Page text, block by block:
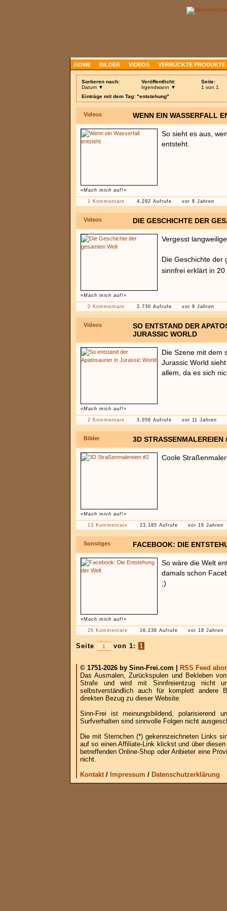
HOME BILDER VIDEOS VERRÜCKTE PRODUKTE
Sortieren nach:
Datum ▼
Veröffentlicht:
Irgendwann ▼
Seite:
1 von 1
Einträge mit dem Tag: "entstehung"
Videos WENN EIN WASSERFALL
«Mach mich auf!»
So sieht es aus,
entsteht.
1 Kommentare 4.292 Aufrufe vor 8 Jahren
Videos DIE GESCHICHTE DER
«Mach mich auf!»
Vergesst
Die Geschichte der
sinnfrei erklärt in
0 Kommentare 2.730 Aufrufe vor 9 Jahren
Videos
SO ENTSTAND DER
JURASSIC WORLD
«Mach mich auf!»
Die Szene mit dem
Jurassic World
allem, da es sich
2 Kommentare 3.056 Aufrufe vor 11 Jahren
Bilder 3D STRASSENMALEREIEN
«Mach mich auf!»
Coole
13 Kommentare 23.185 Aufrufe vor 16 Jahren
Sonstiges FACEBOOK: DIE
«Mach mich auf!»
So wäre die Welt
damals schon
;)
26 Kommentare 16.236 Aufrufe vor 18 Jahren
Seite von 1: 1
© 1751-2026 by Sinn-Frei.com |
RSS Feed
Das Ausmalen, Zurückspulen und Bekleben
Strafe und wird mit Sinnfreientzug nicht
selbstverständlich auch für komplett andere
direkten Bezug zu dieser Website.
Sinn-Frei ist meinungsbildend, polarisierend
Surfverhalten sind sinnvolle Folgen nicht
Die mit Sternchen (*) gekennzeichneten Links
auf so einen Affiliate-Link klickst und über
betreffenden Online-Shop oder Anbieter eine
nicht.
Kontakt/ Impressum / Datenschutzerklärung